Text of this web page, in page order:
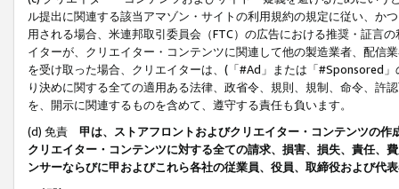
ル提出に関連する該当アマゾン・サイトの利用規約の規定に従い、か
用される場合、米連邦取引委員会（FTC）の広告における推奨・証言
イターが、クリエイター・コンテンツに関連して他の製造業者、配信
を受け取った場合、クリエイターは、(「#Ad」または「#Sponsored
り決めに関する全ての適用ある法律、政省令、規則、規制、命令、許
を、開示に関連するものを含めて、遵守する責任も負います。
(d) 免責 甲は、ストアフロントおよびクリエイター・コンテンツの
クリエイター・コンテンツに対する全ての請求、損害、損失、責任、
ンサーならびに甲およびこれら各社の従業員、役員、取締役および代